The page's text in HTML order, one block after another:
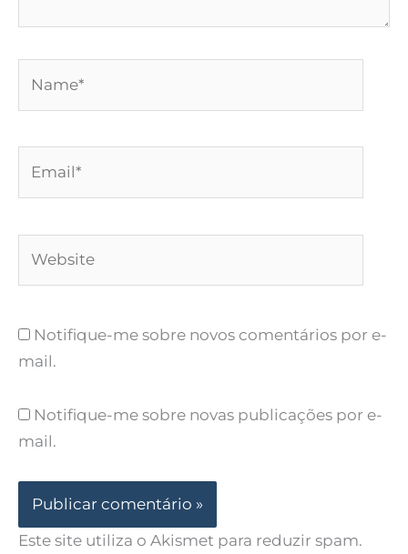
Notifique-me sobre novos comentários por e-
mail.
Notifique-me sobre novas publicações por e-
mail.
Este site utiliza o Akismet para reduzir spam.